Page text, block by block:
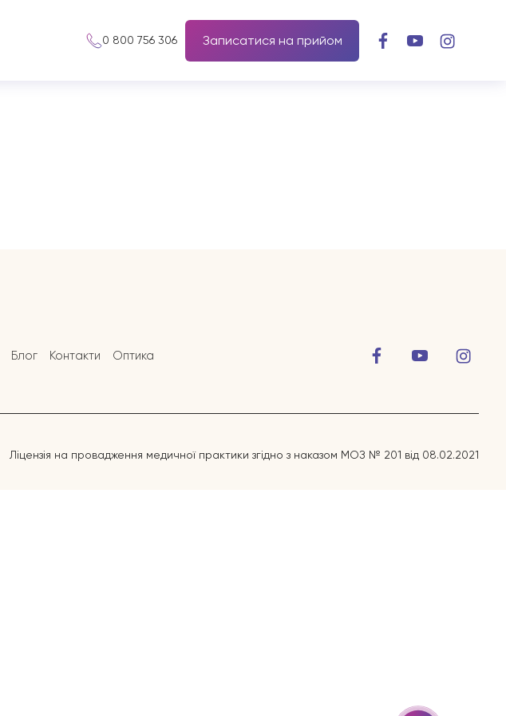
0 800 756 306 Записатися на прийом
Блог Контакти Оптика
Ліцензія на провадження медичної практики згідно з наказом МОЗ № 201 від 08.02.2021